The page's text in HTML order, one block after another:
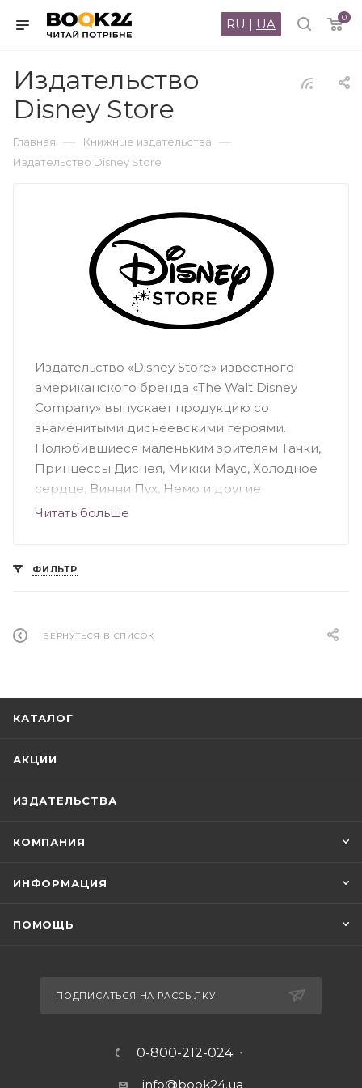
0
RU | UA
Издательство
Disney Store
Главная — Книжные издательства —
Издательство Disney Store
Издательство «Disney Store» известного
американского бренда «The Walt Disney
Company» выпускает продукцию со
знаменитыми диснеевскими героями.
Полюбившиеся маленьким зрителям Тачки,
Принцессы Диснея, Микки Маус, Холодное
сердце, Винни Пух, Немо и другие
персонажи есть в ассортименте
разный возраст читателей: от младенцев до
любимыми персонажами дети в игровой
Читать больше
ФИЛЬТР
ВЕРНУТЬСЯ В СПИСОК
КАТАЛОГ
АКЦИИ
ИЗДАТЕЛЬСТВА
КОМПАНИЯ
ИНФОРМАЦИЯ
ПОМОЩЬ
ПОДПИСАТЬСЯ НА РАССЫЛКУ
0-800-212-024
info@book24.ua